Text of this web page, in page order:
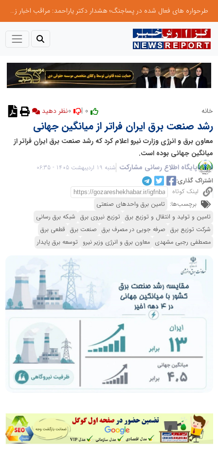
طرحواره های فعال شده در پساجنگ؛ هشدار دکتر یاراحمد: مراقب اخبار زرد و واکنش های هیجانی باشید
خانه نظر دهید
رشد صنعت برق ایران فراتر از میانگین جهانی
معاون برق و انرژی وزارت نیرو اعلام کرد که رشد صنعت برق ایران فراتر از
میانگین جهانی بوده است.
پایگاه اطلاع رسانی مشارکت شنبه 19 اردیبهشت 1405 - 06:35
اشتراک گذاری:
لینک کوتاه
برچسب‌ها: تامین برق واحدهای صنعتی
تامین و تولید و انتقال و توزیع برق توزیع نیروی برق شبکه برق رسانی
شرکت توزیع برق صرفه جویی در مصرف برق صنعت برق قطعی برق
مصطفی رجبی مشهدی معاون برق و انرژی وزیر نیرو توسعه برق پایدار